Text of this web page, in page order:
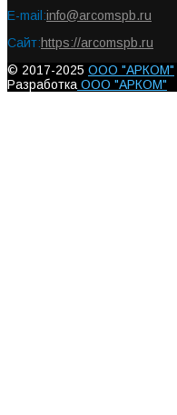
E-mail:info@arcomspb.ru
Сайт:https://arcomspb.ru
© 2017-2025 ООО "АРКОМ"
Разработка ООО "АРКОМ"